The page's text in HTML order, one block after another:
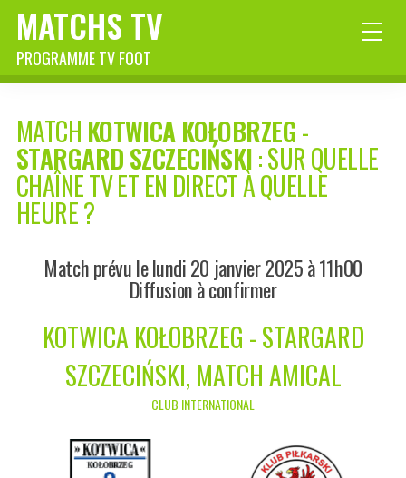
MATCHS TV
PROGRAMME TV FOOT
MATCH KOTWICA KOŁOBRZEG-
STARGARD SZCZECIŃSKI: SUR QUELLE
CHAÎNE TV ET EN DIRECT À QUELLE
HEURE ?
Match prévu le lundi 20 janvier 2025 à 11h00
Diffusion à confirmer
KOTWICA KOŁOBRZEG - STARGARD
SZCZECIŃSKI, MATCH AMICAL
CLUB INTERNATIONAL